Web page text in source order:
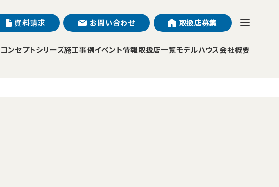
資料請求 お問い合わせ 取扱店募集
コンセプトシリーズ施工事例イベント情報取扱店一覧モデルハウス会社概要